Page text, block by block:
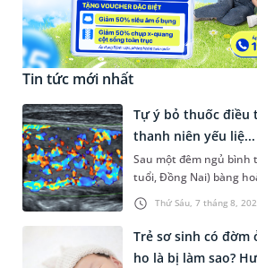
Tin tức mới nhất
Thứ Sáu, 7 tháng 8,
Tự ý bỏ thuốc điều
thanh niên yếu liệ...
Sau một đêm ngủ bình
tuổi, Đồng Nai) bàng
chân, không thể vận
thăm khám tại Phòng...
Trẻ sơ sinh có đờm
ho là bị làm sao?